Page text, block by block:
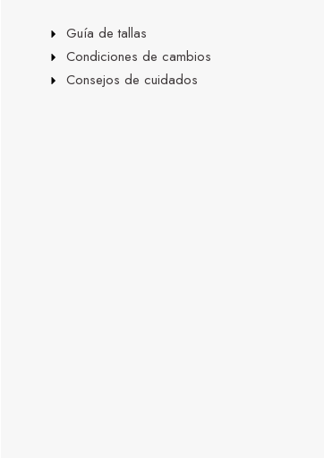
Guía de tallas
Condiciones de cambios
Consejos de cuidados